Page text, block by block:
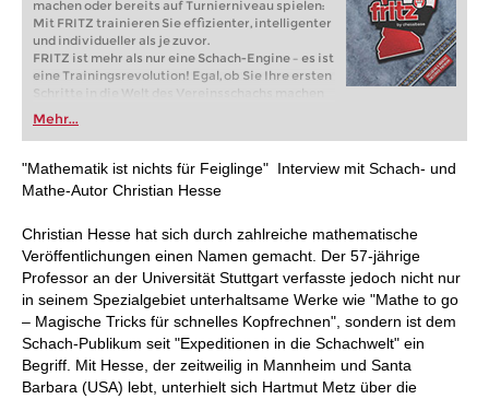
machen oder bereits auf Turnierniveau spielen:
Mit FRITZ trainieren Sie effizienter, intelligenter
und individueller als je zuvor.
FRITZ ist mehr als nur eine Schach-Engine – es ist
eine Trainingsrevolution! Egal, ob Sie Ihre ersten
Schritte in die Welt des Vereinsschachs machen
oder bereits auf Turnierniveau spielen: Mit
FRITZ trainieren Sie effizienter, intelligenter und
individueller als je zuvor.
Mehr...
"Mathematik ist nichts für Feiglinge" Interview mit Schach- und
Mathe-Autor Christian Hesse
Christian Hesse hat sich durch zahlreiche mathematische
Veröffentlichungen einen Namen gemacht. Der 57-jährige
Professor an der Universität Stuttgart verfasste jedoch nicht nur
in seinem Spezialgebiet unterhaltsame Werke wie "Mathe to go
– Magische Tricks für schnelles Kopfrechnen", sondern ist dem
Schach-Publikum seit "Expeditionen in die Schachwelt" ein
Begriff. Mit Hesse, der zeitweilig in Mannheim und Santa
Barbara (USA) lebt, unterhielt sich Hartmut Metz über die